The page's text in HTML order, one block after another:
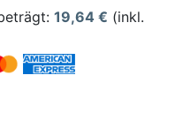
19,64 € (inkl.